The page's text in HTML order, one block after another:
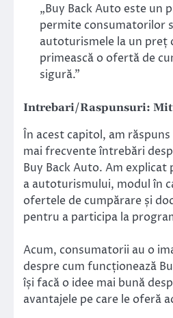
„Buy Back Auto este un
permite consumatorilor
autoturismele la un preț
primească o ofertă de
sigură.”
Intrebari/Raspunsuri:
În acest capitol, am
mai frecvente întrebări
Buy Back Auto. Am explicat
a autoturismului, modul în
ofertele de cumpărare și
pentru a participa la
Acum, consumatorii au o
despre cum funcționează
își facă o idee mai bună
avantajele pe care le oferă